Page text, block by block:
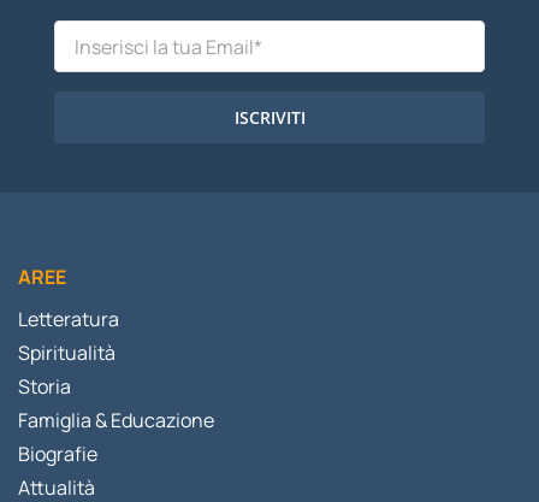
ISCRIVITI
AREE
Letteratura
Spiritualità
Storia
Famiglia & Educazione
Biografie
Attualità